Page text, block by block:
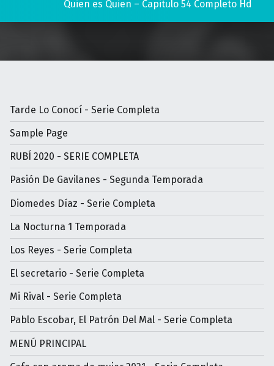
Quien es Quien – Capitulo 54 Completo Hd
Tarde Lo Conocí - Serie Completa
Sample Page
RUBÍ 2020 - SERIE COMPLETA
Pasión De Gavilanes - Segunda Temporada
Diomedes Díaz - Serie Completa
La Nocturna 1 Temporada
Los Reyes - Serie Completa
El secretario - Serie Completa
Mi Rival - Serie Completa
Pablo Escobar, El Patrón Del Mal - Serie Completa
MENÚ PRINCIPAL